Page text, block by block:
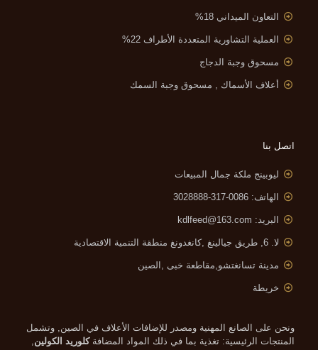
التعاون الميداني 18%
العملية التشاورية المتعددة الأطراف 22%
مسحوق وجبة الدجاج
أعلاف الأسماك , مسحوق وجبة السمك
اتصل بنا
ليوبينج ملكة جمال المبيعات
الهاتف: 0086-317-3028888
البريد: kdlfeed@163.com
لا. 6, طريق جيالينغ , كانغدونغ منطقة التنمية الاقتصادية
مدينة تسانغتشو,مقاطعة خبى ,الصين
خريطة
ونحن على الصانع المهنية ومصدر للإضافات الأعلاف في الصين, وتشمل
المنتجات الرئيسية: تغذية بما في ذلك المواد المضافةكلوريد الكولين